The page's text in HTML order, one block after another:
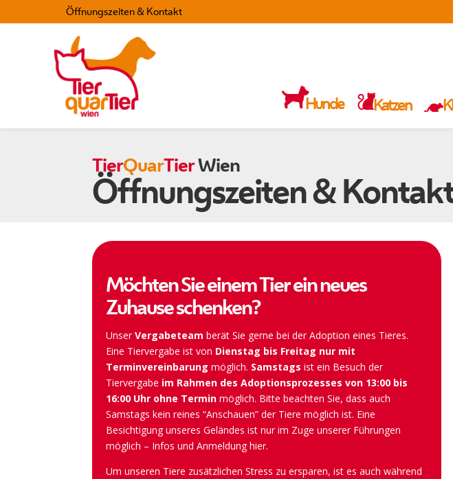
Öffnungszeiten & Kontakt
Hunde Katzen
TierQuarTierWien
Öffnungszeiten &
Möchten Sie einem Tier ein neues
Zuhause schenken?
UnserVergabeteamberät Sie gerne bei der Adoption eines Tieres.
Eine Tiervergabe ist von Dienstag bis Freitag nur mit
Terminvereinbarung möglich. Samstags ist ein Besuch der
Tiervergabe im Rahmen des Adoptionsprozesses von 13:00 bis
16:00 Uhr ohne Termin möglich. Bitte beachten Sie, dass auch
Samstags kein reines “Anschauen” der Tiere möglich ist. Eine
Besichtigung unseres Geländes ist nur im Zuge unserer Führungen
möglich – Infos und Anmeldung hier.
Um unseren Tiere zusätzlichen Stress zu ersparen, ist es auch während